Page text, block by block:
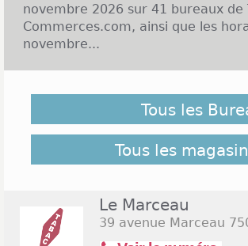
novembre 2026 sur 41 bureaux de
Commerces.com, ainsi que les
novembre...
le 11 novembre 2026 ne soient
pour retrouver l'ensemble des
41 bureaux de Tabac Paris 16
Tous les
Tous les
Le Marceau
39 avenue Marceau